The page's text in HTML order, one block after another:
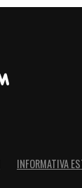
INFORMATIVA